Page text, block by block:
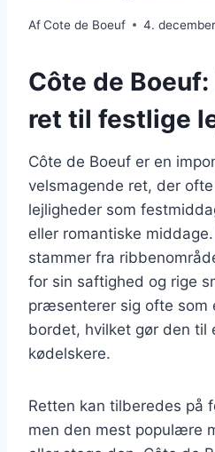
AfCote de Boeuf 4.
Côte de
ret til festlige
Côte de Boeuf er en
velsmagende ret, der
lejligheder som
eller romantiske
stammer fra
for sin saftighed og rige
præsenterer sig ofte som
bordet, hvilket gør den til
kødelskere.
Retten kan tilberedes på
men den mest populære